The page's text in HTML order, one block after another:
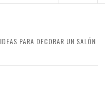
IDEAS PARA DECORAR UN SALÓN